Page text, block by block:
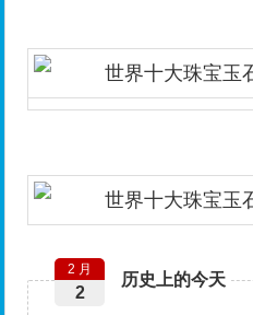
历史上的今天
2 月
2